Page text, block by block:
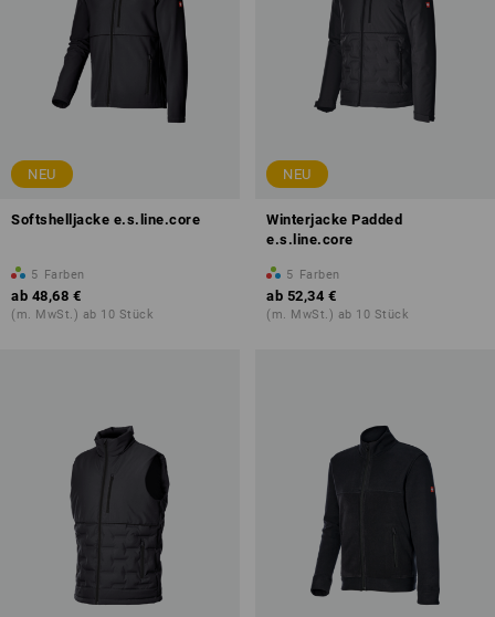
NEU
Softshelljacke e.s.line.core
5 Farben
ab 48,68 €
(m. MwSt.) ab 10 Stück
NEU
Winterjacke Padded
e.s.line.core
5 Farben
ab 52,34 €
(m. MwSt.) ab 10 Stück